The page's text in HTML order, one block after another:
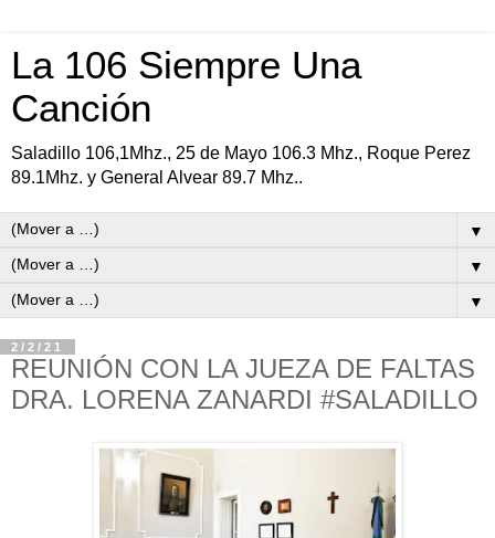
La 106 Siempre Una
Canción
Saladillo 106,1Mhz., 25 de Mayo 106.3 Mhz., Roque Perez
89.1Mhz. y General Alvear 89.7 Mhz..
▼
▼
▼
2/2/21
REUNIÓN CON LA JUEZA DE FALTAS
DRA. LORENA ZANARDI #SALADILLO